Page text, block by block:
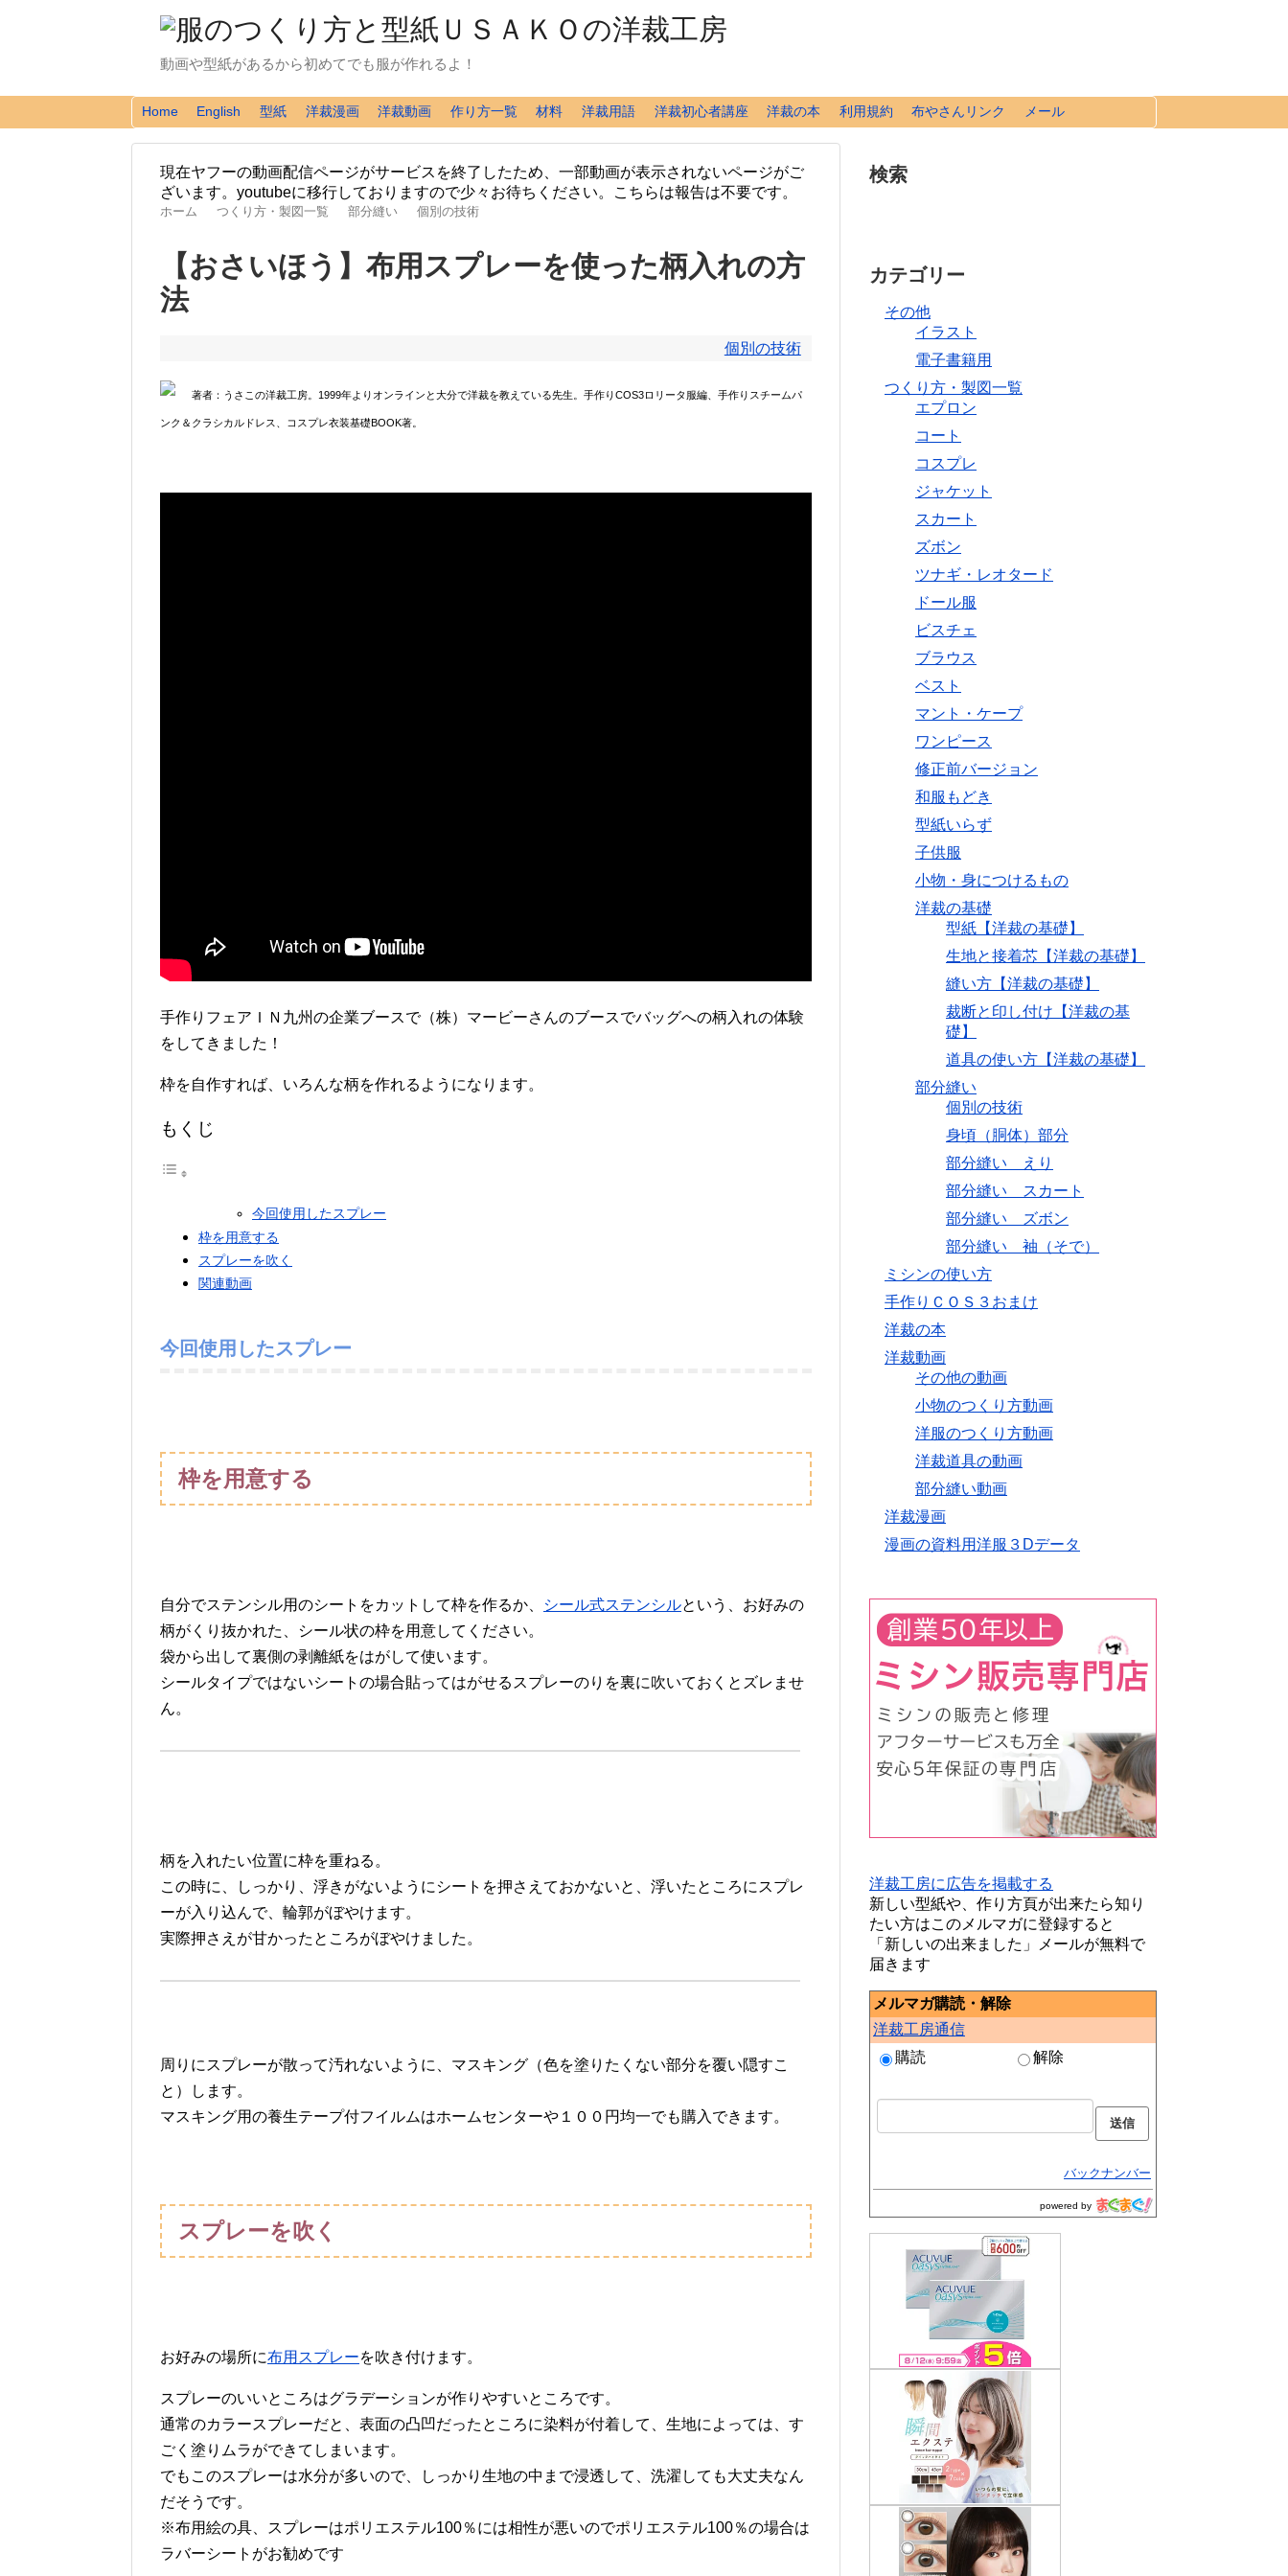
動画や型紙があるから初めてでも服が作れるよ！
Home English 型紙 洋裁漫画 洋裁動画 作り方一覧 材料 洋裁用語 洋裁初心者講座 洋裁の本 利用規約 布やさんリンク メール
現在ヤフーの動画配信ページがサービスを終了したため、一部動画が表示されないページがご
ざいます。youtubeに移行しておりますので少々お待ちください。こちらは報告は不要です。
ホーム つくり方・製図一覧 部分縫い 個別の技術
【おさいほう】布用スプレーを使った柄入れの方
法
個別の技術
著者：うさこの洋裁工房。1999年よりオンラインと大分で洋裁を教えている先生。手作りCOS3ロリータ服編、手作りスチームパ
ンク＆クラシカルドレス、コスプレ衣装基礎BOOK著。
手作りフェアＩＮ九州の企業ブースで（株）マービーさんのブースでバッグへの柄入れの体験
をしてきました！
枠を自作すれば、いろんな柄を作れるようになります。
もくじ
今回使用したスプレー
枠を用意する
スプレーを吹く
関連動画
今回使用したスプレー
枠を用意する
自分でステンシル用のシートをカットして枠を作るか、 シール式ステンシルという、お好みの
柄がくり抜かれた、シール状の枠を用意してください。
袋から出して裏側の剥離紙をはがして使います。
シールタイプではないシートの場合貼ってはがせるスプレーのりを裏に吹いておくとズレませ
ん。
柄を入れたい位置に枠を重ねる。
この時に、しっかり、浮きがないようにシートを押さえておかないと、浮いたところにスプレ
ーが入り込んで、輪郭がぼやけます。
実際押さえが甘かったところがぼやけました。
周りにスプレーが散って汚れないように、マスキング（色を塗りたくない部分を覆い隠すこ
と）します。
マスキング用の養生テープ付フイルムはホームセンターや１００円均一でも購入できます。
スプレーを吹く
お好みの場所に布用スプレーを吹き付けます。
スプレーのいいところはグラデーションが作りやすいところです。
通常のカラースプレーだと、表面の凸凹だったところに染料が付着して、生地によっては、す
ごく塗りムラができてしまいます。
でもこのスプレーは水分が多いので、しっかり生地の中まで浸透して、洗濯しても大丈夫なん
だそうです。
※布用絵の具、スプレーはポリエステル100％には相性が悪いのでポリエステル100％の場合は
ラバーシートがお勧めです
検索
カテゴリー
その他
イラスト
電子書籍用
つくり方・製図一覧
エプロン
コート
コスプレ
ジャケット
スカート
ズボン
ツナギ・レオタード
ドール服
ビスチェ
ブラウス
ベスト
マント・ケープ
ワンピース
修正前バージョン
和服もどき
型紙いらず
子供服
小物・身につけるもの
洋裁の基礎
型紙【洋裁の基礎】
生地と接着芯【洋裁の基礎】
縫い方【洋裁の基礎】
裁断と印し付け【洋裁の基
礎】
道具の使い方【洋裁の基礎】
部分縫い
個別の技術
身頃（胴体）部分
部分縫い えり
部分縫い スカート
部分縫い ズボン
部分縫い 袖（そで）
ミシンの使い方
手作りＣＯＳ３おまけ
洋裁の本
洋裁動画
その他の動画
小物のつくり方動画
洋服のつくり方動画
洋裁道具の動画
部分縫い動画
洋裁漫画
漫画の資料用洋服３Dデータ
洋裁工房に広告を掲載する
新しい型紙や、作り方頁が出来たら知り
たい方はこのメルマガに登録すると
「新しいの出来ました」メールが無料で
届きます
メルマガ購読・解除
洋裁工房通信
購読
解除
バックナンバー
powered by